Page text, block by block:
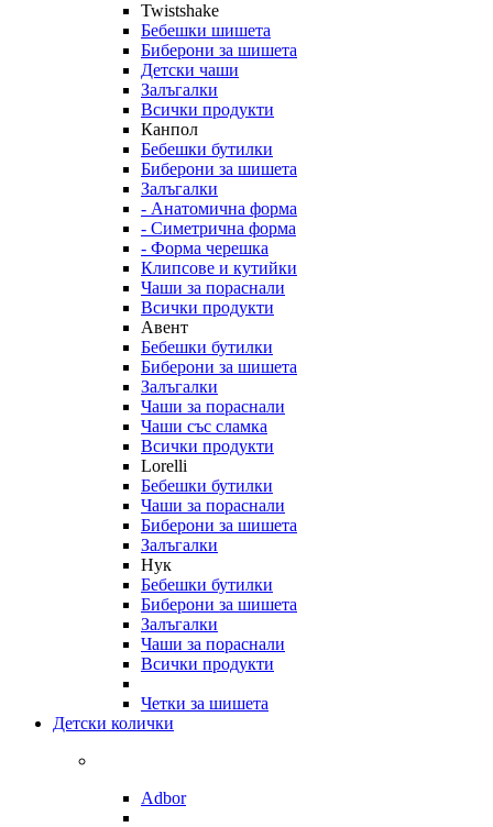
Twistshake
Бебешки шишета
Биберони за шишета
Детски чаши
Залъгалки
Всички продукти
Канпол
Бебешки бутилки
Биберони за шишета
Залъгалки
- Анатомична форма
- Симетрична форма
- Форма черешка
Клипсове и кутийки
Чаши за пораснали
Всички продукти
Авент
Бебешки бутилки
Биберони за шишета
Залъгалки
Чаши за пораснали
Чаши със сламка
Всички продукти
Lorelli
Бебешки бутилки
Чаши за пораснали
Биберони за шишета
Залъгалки
Нук
Бебешки бутилки
Биберони за шишета
Залъгалки
Чаши за пораснали
Всички продукти
Четки за шишета
Детски колички
Adbor